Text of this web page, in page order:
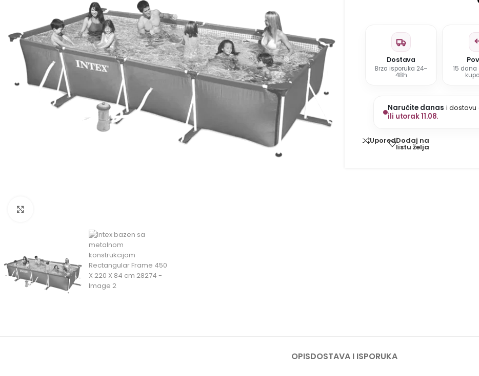
Roštilji
Dostava
Brza isporuka 24–
48h
15
Naručite danas i dostavu
ili utorak 11.08.
UporediDodaj na
listu želja
OPISDOSTAVA I ISPORUKA